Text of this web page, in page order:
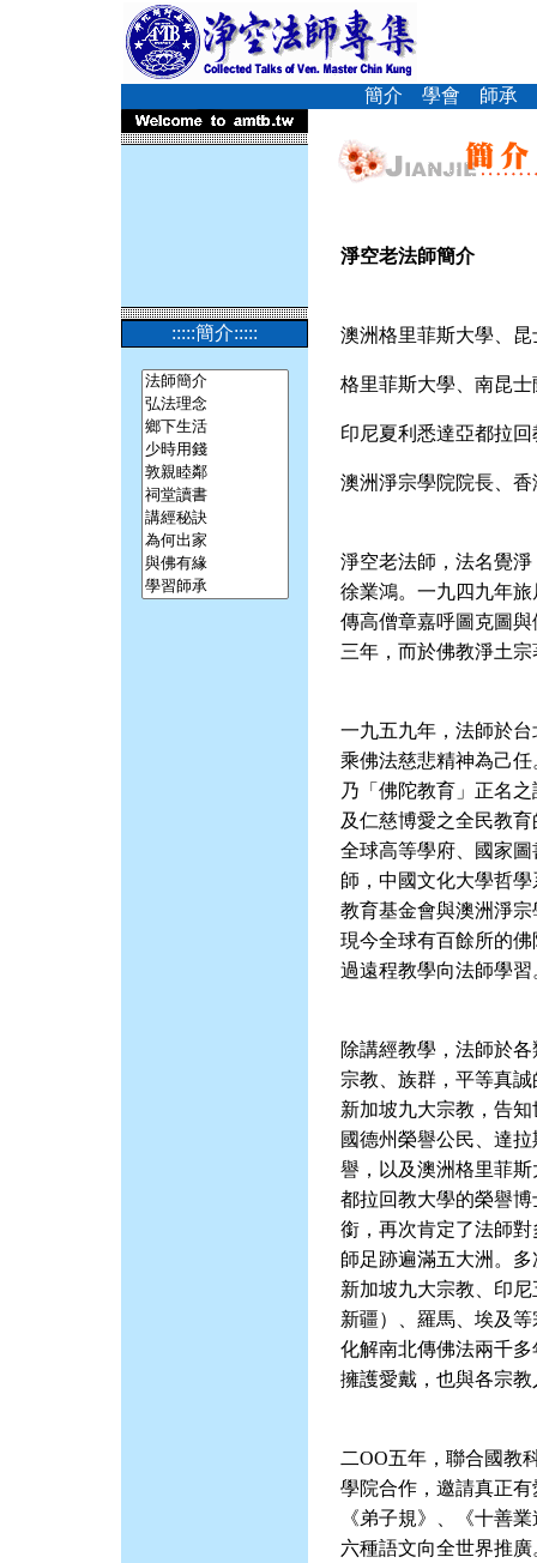
簡介 學會 師承
:::::簡介:::::
淨空老法師簡介
澳洲格里菲斯大學、
格里菲斯大學、南昆
印尼夏利悉達亞都拉
澳洲淨宗學院院長、
淨空老法師，法名覺
徐業鴻。一九四九年
傳高僧章嘉呼圖克圖
三年，而於佛教淨土
一九五九年，法師於
乘佛法慈悲精神為己
乃「佛陀教育」正名
及仁慈博愛之全民教
全球高等學府、國家
師，中國文化大學哲
教育基金會與澳洲淨
現今全球有百餘所的
過遠程教學向法師學習
除講經教學，法師於
宗教、族群，平等真
新加坡九大宗教，告
國德州榮譽公民、達
譽，以及澳洲格里菲
都拉回教大學的榮譽
銜，再次肯定了法師
師足跡遍滿五大洲。
新加坡九大宗教、印
新疆）、羅馬、埃及
化解南北傳佛法兩千
擁護愛戴，也與各宗
二ΟΟ五年，聯合國教
學院合作，邀請真正
《弟子規》、《十善
六種語文向全世界推